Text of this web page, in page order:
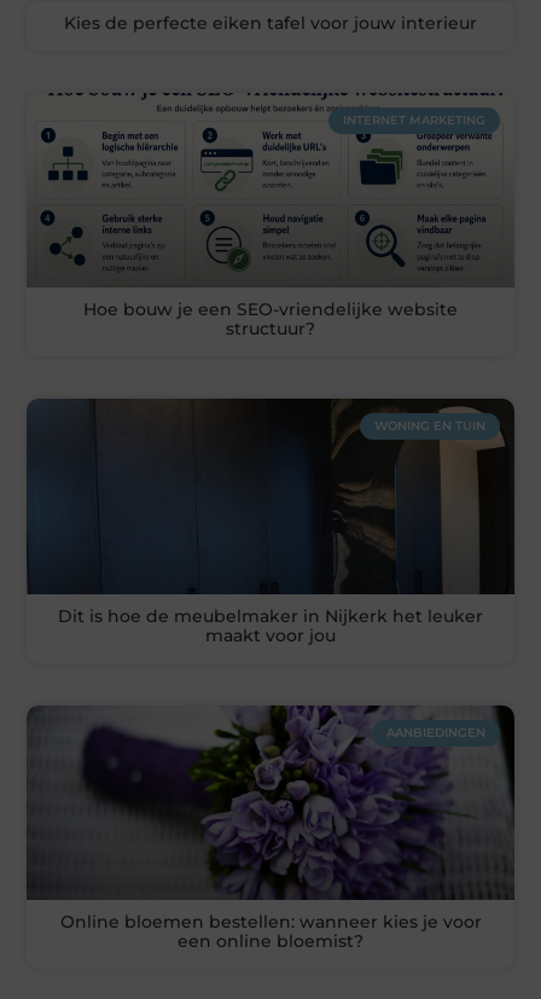
Kies de perfecte eiken tafel voor jouw interieur
INTERNET MARKETING
Hoe bouw je een SEO-vriendelijke website
structuur?
WONING EN TUIN
Dit is hoe de meubelmaker in Nijkerk het leuker
maakt voor jou
AANBIEDINGEN
Online bloemen bestellen: wanneer kies je voor
een online bloemist?